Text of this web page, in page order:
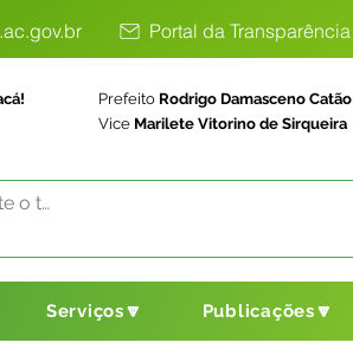
Portal da Transparência
Prefeito Rodrigo Damasceno Catão
Vice Marilete Vitorino de Sirqueira
Serviços🔽 Publicações🔽